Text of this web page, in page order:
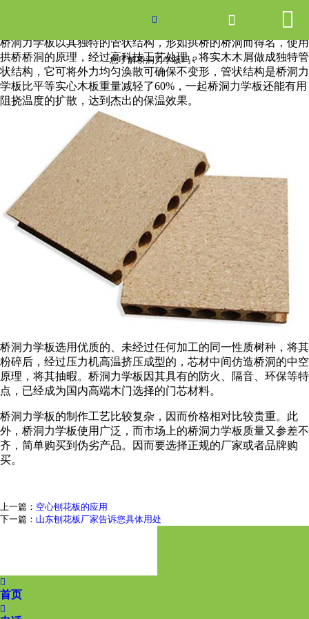
网站首页
产品中心
新闻中心
走进爱游戏ayx体育
联系我们

您了解桥洞力学板吗？
 
您了解桥洞力学板吗？
桥洞力学板以其独特的管状结构，形如拱桥的桥洞而得名，使用
拱桥桥洞的原理，经过高科技工艺处理，将实木木屑做成独特管
状结构，它可将外力均匀涣散可确保不变形，管状结构是桥洞力
学板比平等实心木板重量减轻了60%，一起桥洞力学板还能有用
阻挠温度的扩散，达到杰出的保温效果。
桥洞力学板选用优质的、未经过任何加工的同一性质树种，将其
粉碎后，经过压力机高温挤压成型的，芯材中间仿造桥洞的中空
原理，将其抽暇。桥洞力学板因其具有的防火、隔音、环保等特
点，已经成为国内高端木门选择的门芯材料。
桥洞力学板的制作工艺比较复杂，因而价格相对比较贵重。此
外，桥洞力学板使用广泛，而市场上的桥洞力学板质量又参差不
齐，简单购买到伪劣产品。因而要选择正规的厂家或者品牌购
买。
上一篇： 空心刨花板的应用
下一篇： 山东刨花板厂家告诉您具体用处

首页
